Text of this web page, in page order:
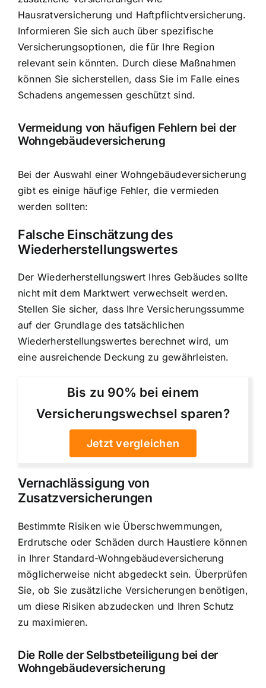
Hausratversicherung und Haftpflichtversicherung.
Informieren Sie sich auch über spezifische
Versicherungsoptionen, die für Ihre Region
relevant sein könnten. Durch diese Maßnahmen
können Sie sicherstellen, dass Sie im Falle eines
Schadens angemessen geschützt sind.
Vermeidung von häufigen Fehlern bei der
Wohngebäudeversicherung
Bei der Auswahl einer Wohngebäudeversicherung
gibt es einige häufige Fehler, die vermieden
werden sollten:
Falsche Einschätzung des
Wiederherstellungswertes
Der Wiederherstellungswert Ihres Gebäudes sollte
nicht mit dem Marktwert verwechselt werden.
Stellen Sie sicher, dass Ihre Versicherungssumme
auf der Grundlage des tatsächlichen
Wiederherstellungswertes berechnet wird, um
eine ausreichende Deckung zu gewährleisten.
Bis zu 90% bei einem
Versicherungswechsel sparen?
Jetzt vergleichen
Vernachlässigung von
Zusatzversicherungen
Bestimmte Risiken wie Überschwemmungen,
Erdrutsche oder Schäden durch Haustiere können
in Ihrer Standard-Wohngebäudeversicherung
möglicherweise nicht abgedeckt sein. Überprüfen
Sie, ob Sie zusätzliche Versicherungen benötigen,
um diese Risiken abzudecken und Ihren Schutz
zu maximieren.
Die Rolle der Selbstbeteiligung bei der
Wohngebäudeversicherung